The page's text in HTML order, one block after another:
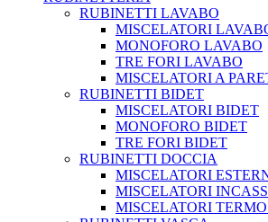
RUBINETTI LAVABO
MISCELATORI
MONOFORO LAVABO
TRE FORI LAVABO
MISCELATORI A
RUBINETTI BIDET
MISCELATORI BIDET
MONOFORO BIDET
TRE FORI BIDET
RUBINETTI DOCCIA
MISCELATORI
MISCELATORI
MISCELATORI